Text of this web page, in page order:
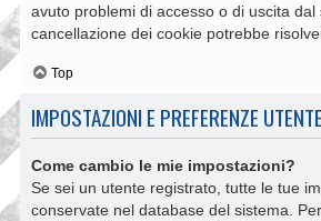
avuto problemi di accesso o di uscita dal
cancellazione dei cookie potrebbe
Top
IMPOSTAZIONI E PREFERENZE UTENTE
Come cambio le mie impostazioni?
Se sei un utente registrato, tutte le tue
conservate nel database del sistema.